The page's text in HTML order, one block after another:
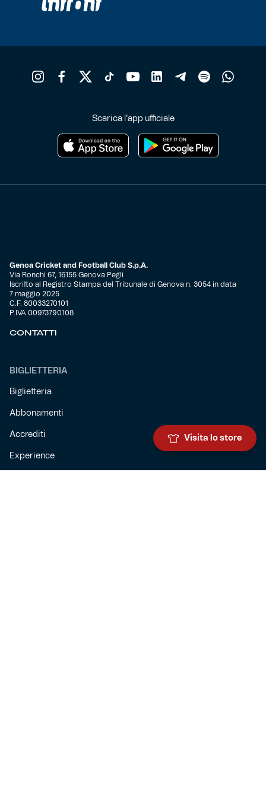
Scarica l'app ufficiale
Genoa Cricket and Football Club S.p.A.
Via Ronchi 67, 16155 Genova Pegli
Iscritto al Registro Stampa del Tribunale di Genova n. 3054 in data
7 maggio 2025
C.F. 80033270101
P.IVA 00973790108
CONTATTI
BIGLIETTERIA
Biglietteria
Abbonamenti
Accrediti
Experience
Visita lo store